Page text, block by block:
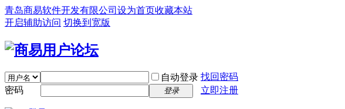
青岛商易软件开发有限公司 设为首页收藏本站
开启辅助访问 切换到宽版
自动登录 找回密码
密码
登录 立即注册